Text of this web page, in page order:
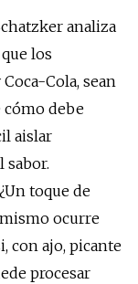
analiza
los
Cola, sean
cómo debe
aislar
sabor.
toque de
mismo ocurre
con ajo, picante
procesar